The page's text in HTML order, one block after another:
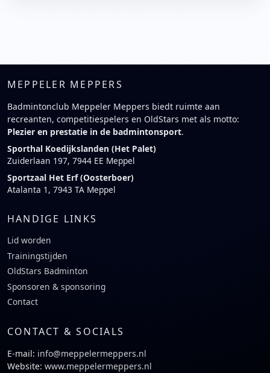
MEPPELER MEPPERS
Badmintonclub Meppeler Meppers biedt ruimte aan
recreanten, competitiespelers en OldStars met als motto:
Plezier en prestatie in de badmintonsport.
Sporthal Koedijkslanden (Het Palet)
Zuiderlaan 197, 7944 EE Meppel
Sportzaal Het Erf (Oosterboer)
Atalanta 1, 7943 TA Meppel
HANDIGE LINKS
Lid worden
Trainingstijden
OldStars Badminton
Sponsoren & sponsoring
Contact
CONTACT & SOCIALS
E-mail: info@meppelermeppers.nl
Website: www.meppelermeppers.nl